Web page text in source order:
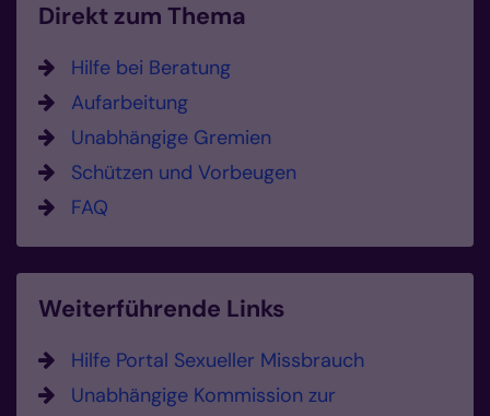
Direkt zum Thema
Hilfe bei Beratung
Aufarbeitung
Unabhängige Gremien
Schützen und Vorbeugen
FAQ
Weiterführende Links
Hilfe Portal Sexueller Missbrauch
Unabhängige Kommission zur